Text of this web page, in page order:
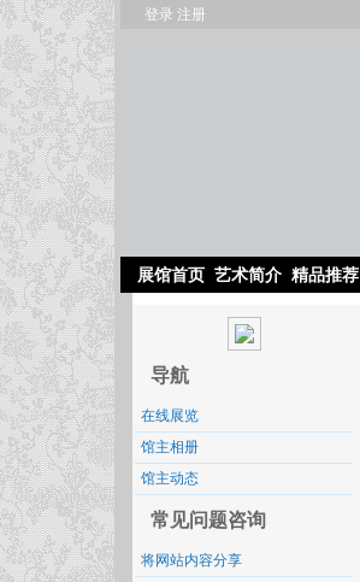
登录 注册
展馆首页 艺术简介 精品推荐
导航
在线展览
馆主相册
馆主动态
常见问题咨询
将网站内容分享